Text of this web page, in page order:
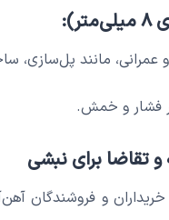
مانند پل‌سازی،
فشار و خمش.
تقاضا برای نبشی
و فروشندگان